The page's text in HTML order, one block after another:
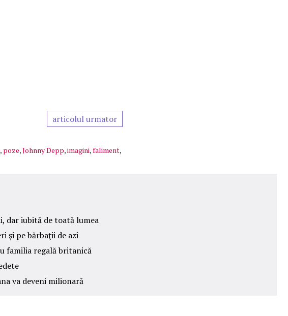
articolul urmator
, poze,Johnny Depp,imagini,faliment,
dar iubită de toată lumea
şi pe bărbaţii de azi
familia regală britanică
va deveni milionară